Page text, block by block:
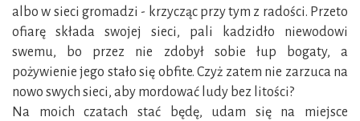
albo w sieci gromadzi - krzycząc przy tym z radości. Przeto
ofiarę składa swojej sieci, pali kadzidło niewodowi
swemu, bo przez nie zdobył sobie łup bogaty, a
pożywienie jego stało się obfite. Czyż zatem nie zarzuca na
nowo swych sieci, aby mordować ludy bez litości?
Na moich czatach stać będę, udam się na miejsce